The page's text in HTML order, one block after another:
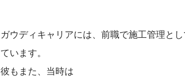
ガウディキャリアには、前職で施工管理と
ています。
彼もまた、当時は